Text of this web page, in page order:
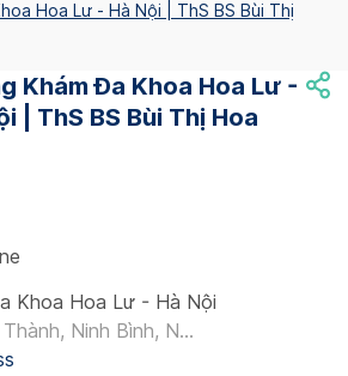
Hoa Lư - Hà Nội | ThS BS Bùi Thị
Khám Đa Khoa Hoa Lư -
| ThS BS Bùi Thị Hoa
Khoa Hoa Lư - Hà Nội
Ninh Bình, N...